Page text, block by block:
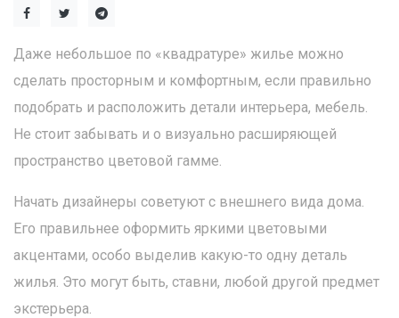
Даже небольшое по «квадратуре» жилье можно
сделать просторным и комфортным, если правильно
подобрать и расположить детали интерьера, мебель.
Не стоит забывать и о визуально расширяющей
пространство цветовой гамме.
Начать дизайнеры советуют с внешнего вида дома.
Его правильнее оформить яркими цветовыми
акцентами, особо выделив какую-то одну деталь
жилья. Это могут быть, ставни, любой другой предмет
экстерьера.